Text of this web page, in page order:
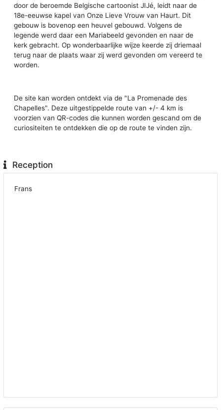
door de beroemde Belgische cartoonist JIJé, leidt naar de
18e-eeuwse kapel van Onze Lieve Vrouw van Haurt. Dit
gebouw is bovenop een heuvel gebouwd. Volgens de
legende werd daar een Mariabeeld gevonden en naar de
kerk gebracht. Op wonderbaarlijke wijze keerde zij driemaal
terug naar de plaats waar zij werd gevonden om vereerd te
worden.
De site kan worden ontdekt via de "La Promenade des
Chapelles". Deze uitgestippelde route van +/- 4 km is
voorzien van QR-codes die kunnen worden gescand om de
curiositeiten te ontdekken die op de route te vinden zijn.
Reception
Frans